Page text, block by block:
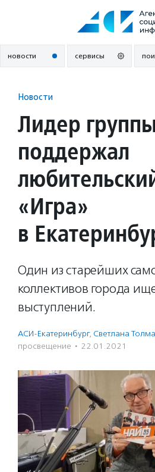
новости сервисы
Новости
Лидер
поддержал
«Игра»
в
Один из старейших
коллективов города
выступлений.
АСИ-Екатеринбург, Светлана
просвещение · 22.01.2021